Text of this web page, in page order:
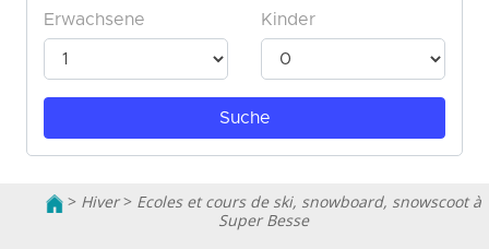
> Hiver> Ecoles et cours de ski, snowboard, snowscoot à
Super Besse